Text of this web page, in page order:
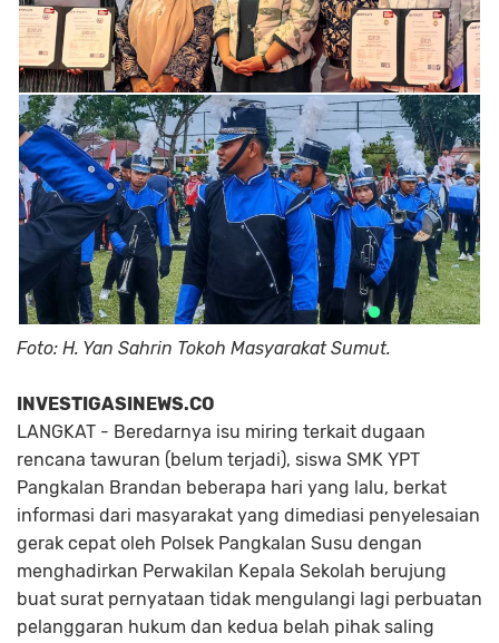
Foto: H. Yan Sahrin Tokoh Masyarakat Sumut.
INVESTIGASINEWS.CO
LANGKAT - Beredarnya isu miring terkait dugaan
rencana tawuran (belum terjadi), siswa SMK YPT
Pangkalan Brandan beberapa hari yang lalu, berkat
informasi dari masyarakat yang dimediasi penyelesaian
gerak cepat oleh Polsek Pangkalan Susu dengan
menghadirkan Perwakilan Kepala Sekolah berujung
buat surat pernyataan tidak mengulangi lagi perbuatan
pelanggaran hukum dan kedua belah pihak saling